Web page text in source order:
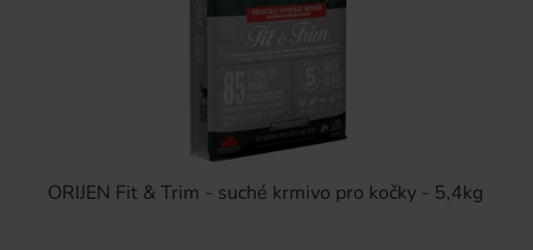
ORIJEN Fit & Trim - suché krmivo pro kočky - 5,4kg